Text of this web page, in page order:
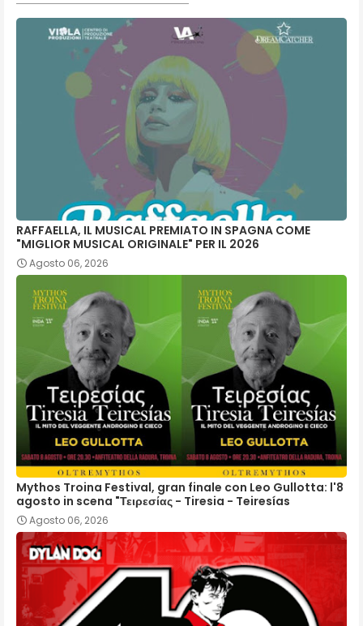
RAFFAELLA, IL MUSICAL PREMIATO IN SPAGNA COME
"MIGLIOR MUSICAL ORIGINALE" PER IL 2026
Agosto 06, 2026
Mythos Troina Festival, gran finale con Leo Gullotta: l'8
agosto in scena "Τειρεσίας - Tiresia - Teiresías
Agosto 06, 2026